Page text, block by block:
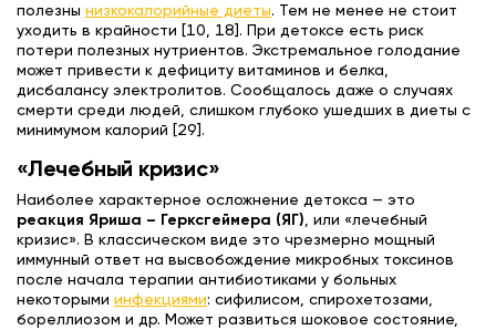
полезны низкокалорийные диеты. Тем не менее не стоит
уходить в крайности [10, 18]. При детоксе есть риск
потери полезных нутриентов. Экстремальное голодание
может привести к дефициту витаминов и белка,
дисбалансу электролитов. Сообщалось даже о случаях
смерти среди людей, слишком глубоко ушедших в диеты с
минимумом калорий [29].
«Лечебный кризис»
Наиболее характерное осложнение детокса — это
реакция Яриша – Герксгеймера (ЯГ) , или «лечебный
кризис». В классическом виде это чрезмерно мощный
иммунный ответ на высвобождение микробных токсинов
после начала терапии антибиотиками у больных
некоторыми инфекциями: сифилисом, спирохетозами,
бореллиозом и др. Может развиться шоковое состояние,